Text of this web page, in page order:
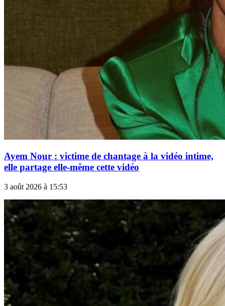
Ayem Nour : victime de chantage à la vidéo intime,
elle partage elle-même cette vidéo
3 août 2026 à 15:53